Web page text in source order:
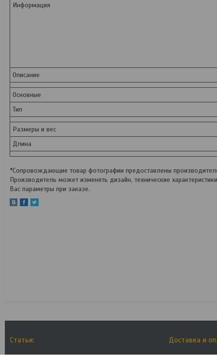
Информация
Описание
Основные
Тип
Размеры и вес
Длина
*Сопровождающие товар фотографии предоставлены
Производитель может изменять дизайн, технические
Вас параметры при заказе.
Статьи: Доставка и